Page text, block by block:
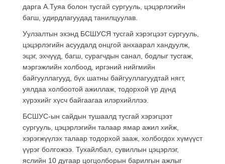
дарга А.Туяа болон тусгай сургууль, цэцэрлэгийн
багш, удирдлагуудад танилцуулав.
Уулзалтын эхэнд БСШУСЯ тусгай хэрэгцээт сургууль,
цэцэрлэгийн асуудалд онцгой анхаарал хандуулж,
эцэг, эхчүүд, багш, сурагчдын санал, бодлыг тусгаж,
мэргэжлийн холбоод, иргэний нийгмийн
байгууллагууд, бүх шатны байгууллагуудтай нягт,
уялдаа холбоотой ажиллаж, тодорхой үр дүнд
хүрэхийг хүсч байгаагаа илэрхийллээ.
БСШУС-ын сайдын тушаалд тусгай хэрэгцээт
сургууль, цэцэрлэгийн талаар ямар ажил хийж,
хэрэгжүүлэх талаар тодорхой зааж, холбогдох хүмүүст
үүрэг болгожээ. Тухайлбал, сувиллын цэцэрлэг,
яслийн 10 дугаар цогцолборын барилгын ажлыг